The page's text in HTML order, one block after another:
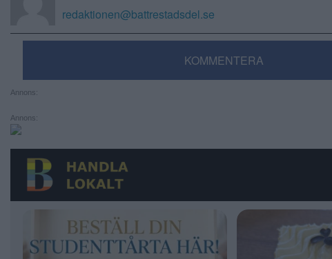
redaktionen@battrestadsdel.se
KOMMENTERA
Annons:
Annons: